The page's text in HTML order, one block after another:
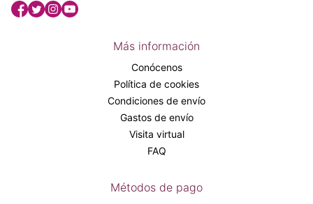
Más información
Conócenos
Política de cookies
Condiciones de envío
Gastos de envío
Visita virtual
FAQ
Métodos de pago